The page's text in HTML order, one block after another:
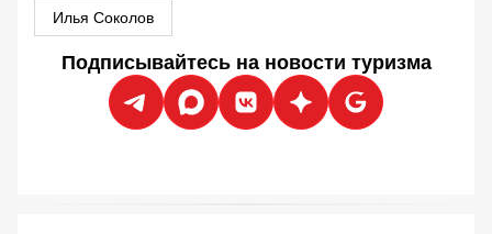
Илья Соколов
Подписывайтесь на новости туризма